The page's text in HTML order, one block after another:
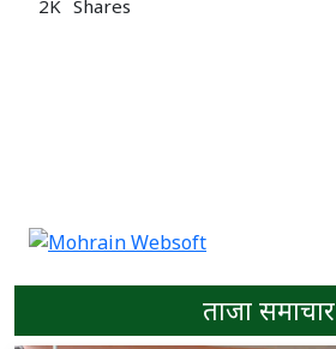
2K Shares
ताजा समाचार